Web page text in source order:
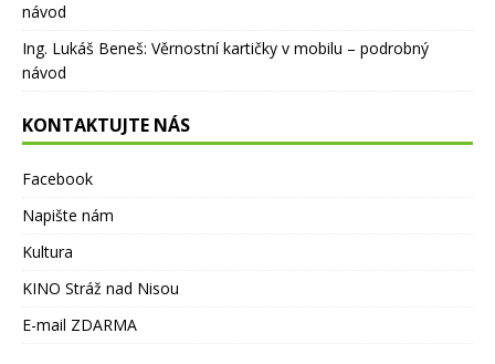
návod
Ing. Lukáš Beneš: Věrnostní kartičky v mobilu – podrobný
návod
KONTAKTUJTE NÁS
Facebook
Napište nám
Kultura
KINO Stráž nad Nisou
E-mail ZDARMA